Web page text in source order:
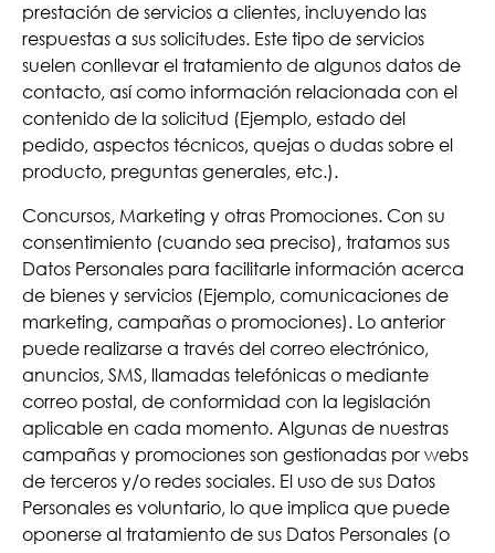
prestación de servicios a clientes, incluyendo las
respuestas a sus solicitudes. Este tipo de servicios
suelen conllevar el tratamiento de algunos datos de
contacto, así como información relacionada con el
contenido de la solicitud (Ejemplo, estado del
pedido, aspectos técnicos, quejas o dudas sobre el
producto, preguntas generales, etc.).
Concursos, Marketing y otras Promociones. Con su
consentimiento (cuando sea preciso), tratamos sus
Datos Personales para facilitarle información acerca
de bienes y servicios (Ejemplo, comunicaciones de
marketing, campañas o promociones). Lo anterior
puede realizarse a través del correo electrónico,
anuncios, SMS, llamadas telefónicas o mediante
correo postal, de conformidad con la legislación
aplicable en cada momento. Algunas de nuestras
campañas y promociones son gestionadas por webs
de terceros y/o redes sociales. El uso de sus Datos
Personales es voluntario, lo que implica que puede
oponerse al tratamiento de sus Datos Personales (o